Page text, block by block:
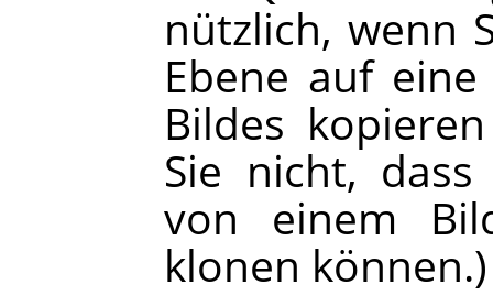
nützlich, wenn
Ebene auf
Bildes
Sie nicht,
von einem
klonen können.)